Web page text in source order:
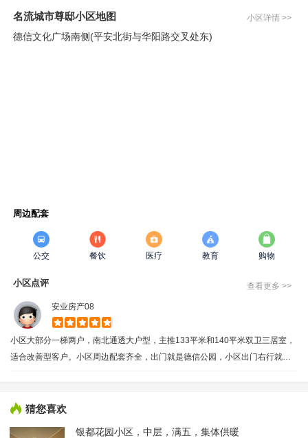
名流城市尊邸小区地图 小区详情 >>
德信文化广场南侧(平安北街与华阳路交叉处东)
周边配套
公交 餐饮 医疗 教育 购物
小区点评 查看更多 >>
安业房产08
小区大部分一梯两户，南北通透大户型，主推133平米和140平米双卫三居室，
适合改善型客户。小区周边配套齐全，出门就是德信公园，小区出门右行就是
猜您喜欢
银都花园小区，中层，满五，集体供暖